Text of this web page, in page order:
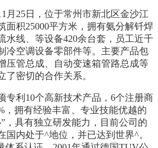
25日，位于常州市新北区金沙江
面积25000平方米，拥有氨分解钎焊
水线、等设备420余台套，员工近千
冷空调设备零部件等。主要产品包
压管总成、自动变速箱管路总成等
密切的合作关系。
利10个高新技术产品，6个注册商
，拥有经验丰富、专业技能优越的
，具有独立研发能力，目前公司的
内处于^地位，并已达到世界^。